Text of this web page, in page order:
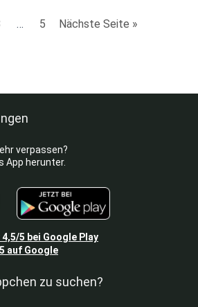
… 5 Nächste Seite »
verpassen?
App herunter.
4,5/5 bei Google Play
auf Google
zu suchen?